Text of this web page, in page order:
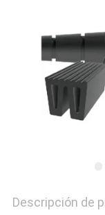
POLICY
Descripción de